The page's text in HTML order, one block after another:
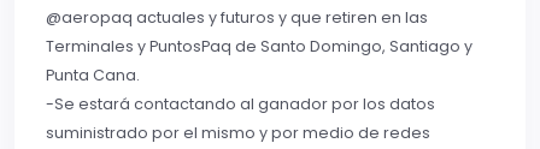
@aeropaq actuales y futuros y que retiren en las
Terminales y PuntosPaq de Santo Domingo, Santiago y
Punta Cana.
-Se estará contactando al ganador por los datos
suministrado por el mismo y por medio de redes